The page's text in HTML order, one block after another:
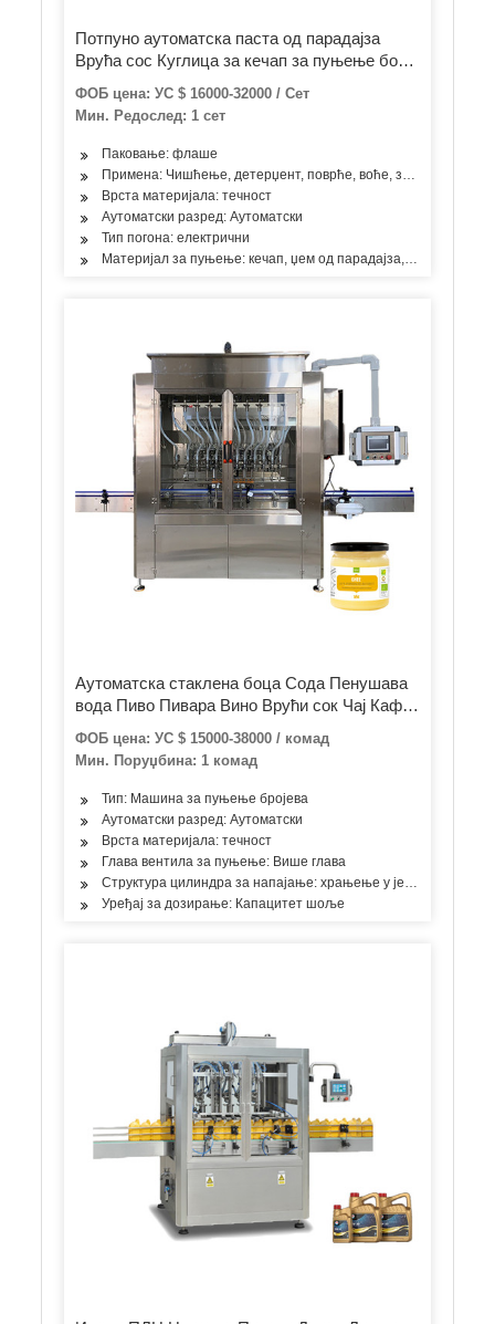
Потпуно аутоматска паста од парадајза
Врућа сос Куглица за кечап за пуњење боца
од меда Машина за етикетирање боца, крем
/ кикирики путер / густо уље / вискозна
течност
ФОБ цена: УС $ 16000-32000 / Сет
Мин. Редослед: 1 сет
Паковање: флаше
Примена: Чишћење, детерџент, поврће, воће, зачини, уље,
Врста материјала: течност
Аутоматски разред: Аутоматски
Тип погона: електрични
Материјал за пуњење: кечап, џем од парадајза, паста
Аутоматска стаклена боца Сода Пенушава
вода Пиво Пивара Вино Врући сок Чај Кафа
Млечни сос Мед Енергетски напитак Боца
за сируп Пуњење Заптивање Машина за
затварање
ФОБ цена: УС $ 15000-38000 / комад
Мин. Поруџбина: 1 комад
Тип: Машина за пуњење бројева
Аутоматски разред: Аутоматски
Врста материјала: течност
Глава вентила за пуњење: Више глава
Структура цилиндра за напајање: храњење у једној соби
Уређај за дозирање: Капацитет шоље